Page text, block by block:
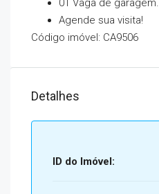
01 Vaga de garagem.
Agende sua visita!
Código imóvel: CA9506
Detalhes
ID do Imóvel: